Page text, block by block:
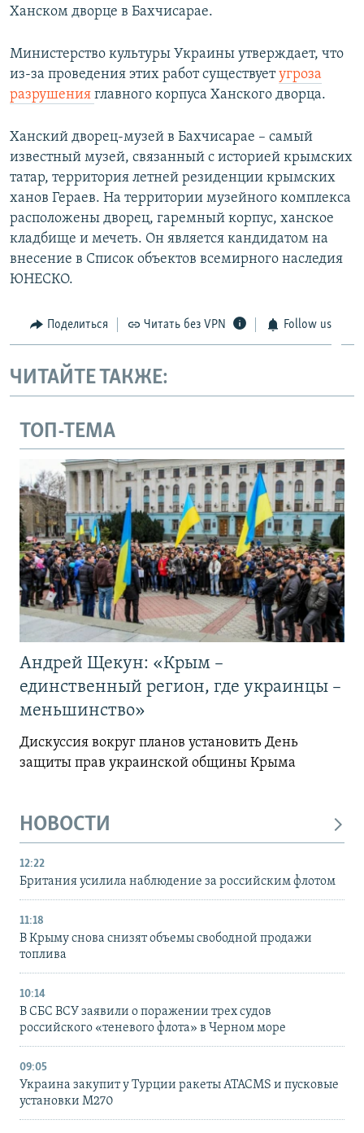
Ханском дворце в Бахчисарае.
Министерство культуры Украины утверждает, что
из-за проведения этих работ существуетугроза
разрушения главного корпуса Ханского дворца.
Ханский дворец-музей в Бахчисарае – самый
известный музей, связанный с историей крымских
татар, территория летней резиденции крымских
ханов Гераев. На территории музейного комплекса
расположены дворец, гаремный корпус, ханское
кладбище и мечеть. Он является кандидатом на
внесение в Список объектов всемирного наследия
ЮНЕСКО.
Поделиться Читать без VPN Follow us
ЧИТАЙТЕ ТАКЖЕ:
ТОП-ТЕМА
Андрей Щекун: «Крым –
единственный регион, где украинцы –
меньшинство»
Дискуссия вокруг планов установить День
защиты прав украинской общины Крыма
НОВОСТИ
12:22
Британия усилила наблюдение за российским флотом
11:18
В Крыму снова снизят объемы свободной продажи
топлива
10:14
В СБС ВСУ заявили о поражении трех судов
российского «теневого флота» в Черном море
09:05
Украина закупит у Турции ракеты ATACMS и пусковые
установки M270